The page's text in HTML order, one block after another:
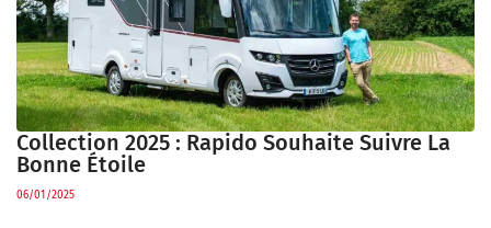
Collection 2025 : Rapido Souhaite Suivre La
Bonne Étoile
06/01/2025